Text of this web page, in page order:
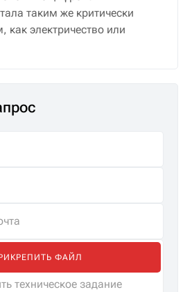
таким же критически
электричество или
ФАЙЛ
техническое задание